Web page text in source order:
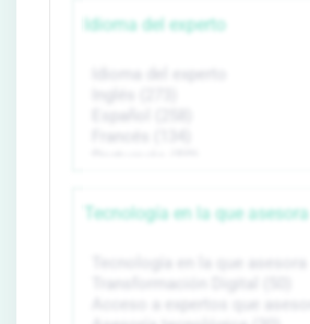
Idioma del experto
Tecnología en la que asesora